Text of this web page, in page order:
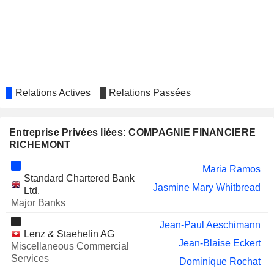
Jasmine Mary Whitbread
SIGNIFY N.V.
Abraham Schot
AINNOVATION TECHNOLOGY
GROUP CO., LTD
Ke Yu Jin
LUXEXPERIENCE B.V.
DEEZER
Relations Actives Relations Passées
Entreprise Privées liées: COMPAGNIE FINANCIERE
RICHEMONT
Standard Chartered Bank
Ltd.
Major Banks
Maria Ramos
Jasmine Mary Whitbread
Lenz & Staehelin AG
Miscellaneous Commercial
Services
Jean-Paul Aeschimann
Jean-Blaise Eckert
Dominique Rochat